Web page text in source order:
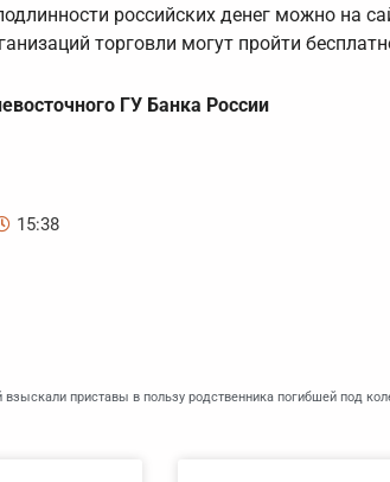
российских денег можно на
торговли могут пройти
ГУ Банка России
15:38
взыскали приставы в пользу родственника погибшей под